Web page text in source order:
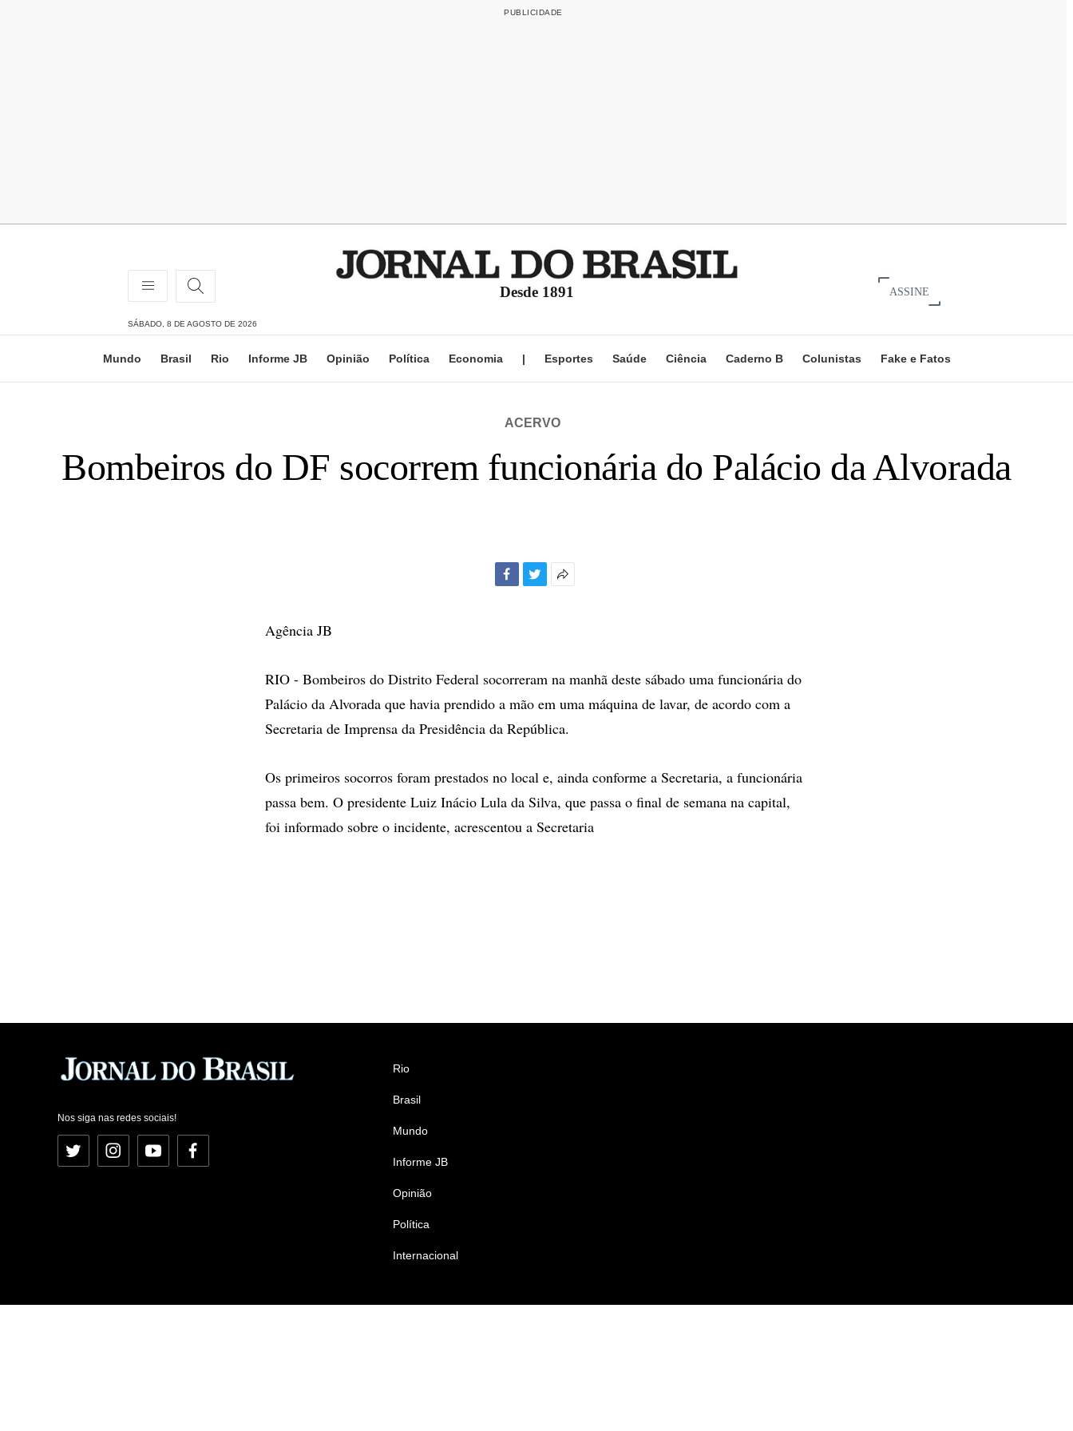
Desde 1891 ASSINE
SÁBADO, 8 DE AGOSTO DE 2026
Mundo Brasil Rio Informe JB Opinião Política Economia | Esportes Saúde Ciência Caderno B Colunistas Fake e Fatos
ACERVO
Bombeiros do DF socorrem funcionária do Palácio da Alvorada
Agência JB
RIO - Bombeiros do Distrito Federal socorreram na manhã deste sábado uma funcionária do
Palácio da Alvorada que havia prendido a mão em uma máquina de lavar, de acordo com a
Secretaria de Imprensa da Presidência da República.
Os primeiros socorros foram prestados no local e, ainda conforme a Secretaria, a funcionária
passa bem. O presidente Luiz Inácio Lula da Silva, que passa o final de semana na capital,
foi informado sobre o incidente, acrescentou a Secretaria
Nos siga nas redes sociais!
Twitter InstagramYouTubeFacebook
Rio
Brasil
Mundo
Informe JB
Opinião
Política
Internacional